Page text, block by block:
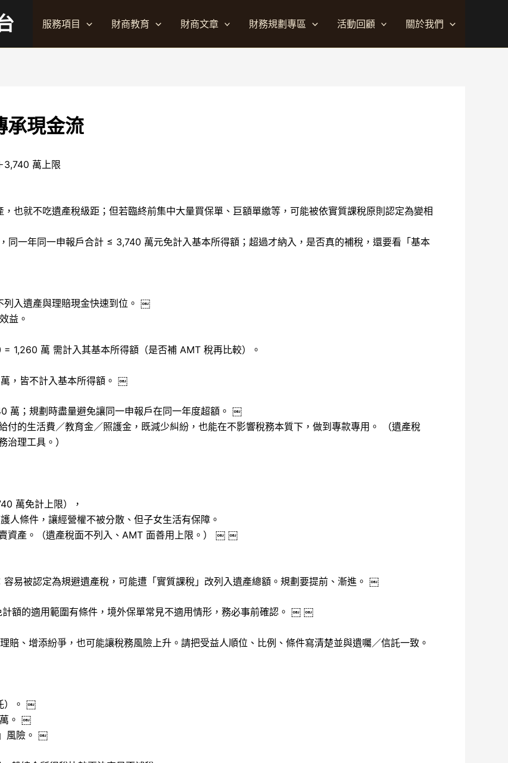
服務項目 財商教育 財商文章 財務規劃專區 活動回顧 關於我們
承現金流
3,740 萬上限
也就不吃遺產稅級距；但若臨終前集中大量買保單、巨額單繳等，可能被依實質課稅原則認定為變相
同一年同一申報戶合計 ≤ 3,740 萬元免計入基本所得額；超過才納入，是否真的補稅，還要看「基本
列入遺產與理賠現金快速到位。 ￼
益。
萬 需計入其基本所得額（是否補 AMT 稅再比較）。
，皆不計入基本所得額。 ￼
萬；規劃時盡量避免讓同一申報戶在同一年度超額。 ￼
付的生活費／教育金／照護金，既減少糾紛，也能在不影響稅務本質下，做到專款專用。 （遺產稅
治理工具。）
萬免計上限），
人條件，讓經營權不被分散、但子女生活有保障。
資產。（遺產稅面不列入、AMT 面善用上限。） ￼ ￼
容易被認定為規避遺產稅，可能遭「實質課稅」改列入遺產總額。規劃要提前、漸進。 ￼
額的適用範圍有條件，境外保單常見不適用情形，務必事前確認。 ￼ ￼
賠、增添紛爭，也可能讓稅務風險上升。請把受益人順位、比例、條件寫清楚並與遺囑／信託一致。
）。 ￼
萬。 ￼
風險。 ￼